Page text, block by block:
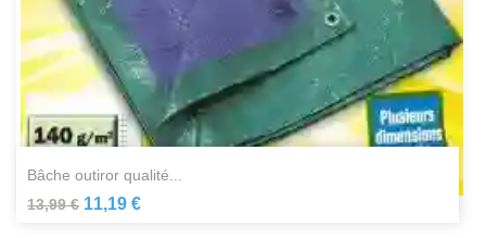
bâche outiror qualité...
13,99 € 11,19 €